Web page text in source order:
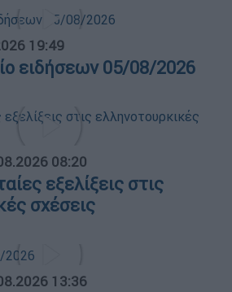
19:49
ειδήσεων 05/08/2026
08:20
εξελίξεις στις
σχέσεις
13:36